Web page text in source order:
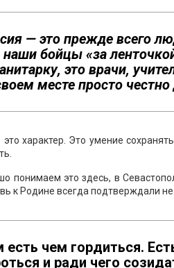
— это прежде всего
бойцы «за
это врачи,
месте просто
характер. Это умение
понимаем это здесь, в
к Родине всегда подтверждали не
есть чем гордиться.
и ради чего